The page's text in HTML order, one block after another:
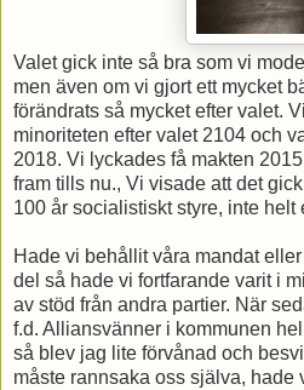
Valet gick inte så bra som vi
men även om vi gjort ett mycket
förändrats så mycket efter valet.
minoriteten efter valet 2104 och
2018. Vi lyckades få makten
fram tills nu., Vi visade att det
100 år socialistiskt styre, inte helt
Hade vi behållit våra mandat
del så hade vi fortfarande varit i
av stöd från andra partier. När
f.d. Alliansvänner i kommunen
så blev jag lite förvånad och
måste rannsaka oss själva, hade